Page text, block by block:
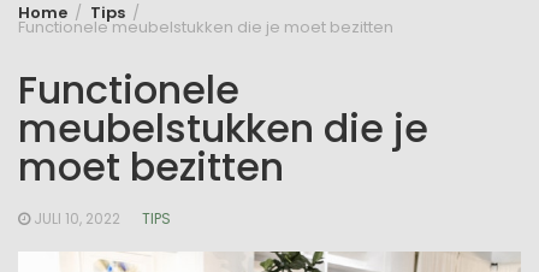
Home Tips
Functionele meubelstukken die je moet bezitten
Functionele
meubelstukken die je
moet bezitten
JULI 10, 2022 TIPS